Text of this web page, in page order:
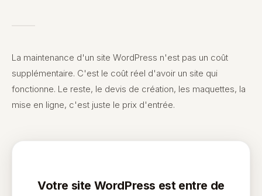
La maintenance d'un site WordPress n'est pas un coût
supplémentaire. C'est le coût réel d'avoir un site qui
fonctionne. Le reste, le devis de création, les maquettes, la
mise en ligne, c'est juste le prix d'entrée.
Votre site WordPress est entre de